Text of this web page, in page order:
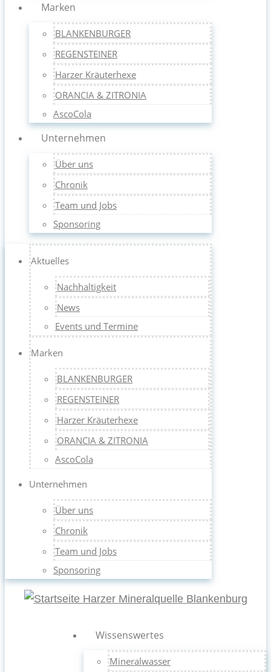
Marken
BLANKENBURGER
REGENSTEINER
Harzer Kräuterhexe
ORANCIA & ZITRONIA
AscoCola
Unternehmen
Über uns
Chronik
Team und Jobs
Sponsoring
Aktuelles
Nachhaltigkeit
News
Events und Termine
Marken
BLANKENBURGER
REGENSTEINER
Harzer Kräuterhexe
ORANCIA & ZITRONIA
AscoCola
Unternehmen
Über uns
Chronik
Team und Jobs
Sponsoring
Wissenswertes
Mineralwasser